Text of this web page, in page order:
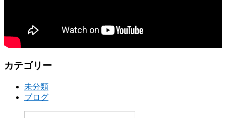
カテゴリー
未分類
ブログ